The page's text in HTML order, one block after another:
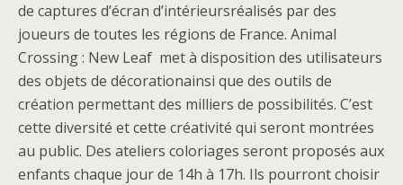
de captures d’écran d’intérieursréalisés par des
joueurs de toutes les régions de France. Animal
Crossing : New Leaf met à disposition des utilisateurs
des objets de décorationainsi que des outils de
création permettant des milliers de possibilités. C’est
cette diversité et cette créativité qui seront montrées
au public. Des ateliers coloriages seront proposés aux
enfants chaque jour de 14h à 17h. Ils pourront choisir